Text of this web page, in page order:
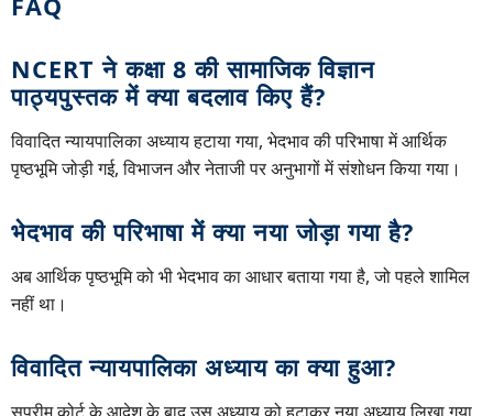
NCERT ने कक्षा 8 की सामाजिक विज्ञान
पाठ्यपुस्तक में क्या बदलाव किए हैं?
विवादित न्यायपालिका अध्याय हटाया गया, भेदभाव की परिभाषा में आर्थिक
पृष्ठभूमि जोड़ी गई, विभाजन और नेताजी पर अनुभागों में संशोधन किया गया।
भेदभाव की परिभाषा में क्या नया जोड़ा गया है?
अब आर्थिक पृष्ठभूमि को भी भेदभाव का आधार बताया गया है, जो पहले शामिल
नहीं था।
विवादित न्यायपालिका अध्याय का क्या हुआ?